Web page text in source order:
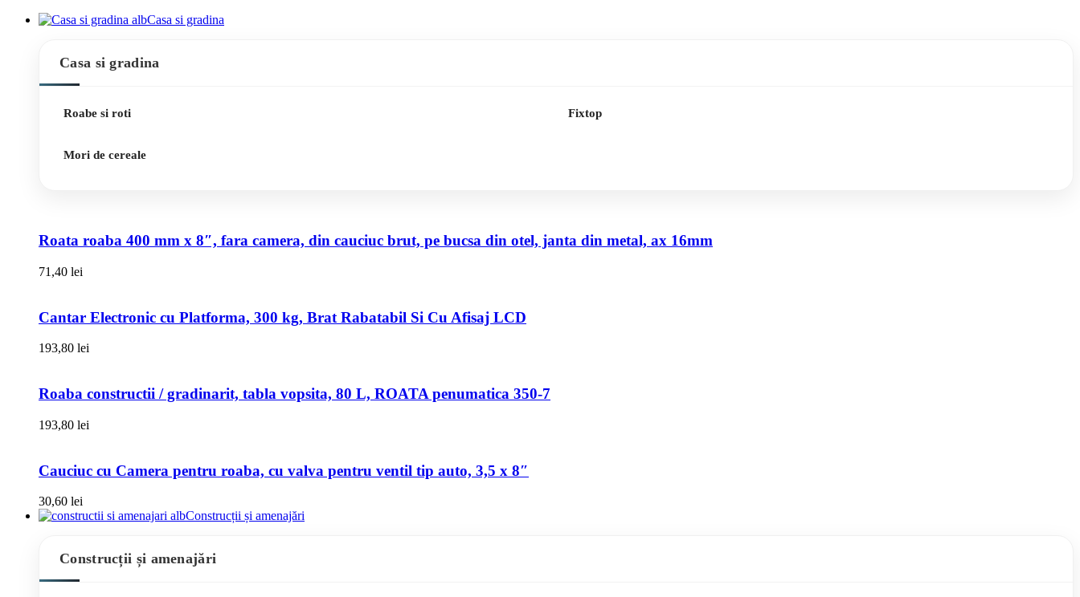
Casa si gradina
Casa si gradina
Roabe si roti
Mori de cereale
Fixtop
Roata roaba 400 mm x 8″, fara camera, din cauciuc brut, pe bucsa din otel, janta din metal, ax 16mm
71,40 lei
Cantar Electronic cu Platforma, 300 kg, Brat Rabatabil Si Cu Afisaj LCD
193,80 lei
Roaba constructii / gradinarit, tabla vopsita, 80 L, ROATA penumatica 350-7
193,80 lei
Cauciuc cu Camera pentru roaba, cu valva pentru ventil tip auto, 3,5 x 8″
30,60 lei
Construcții și amenajări
Construcții și amenajări